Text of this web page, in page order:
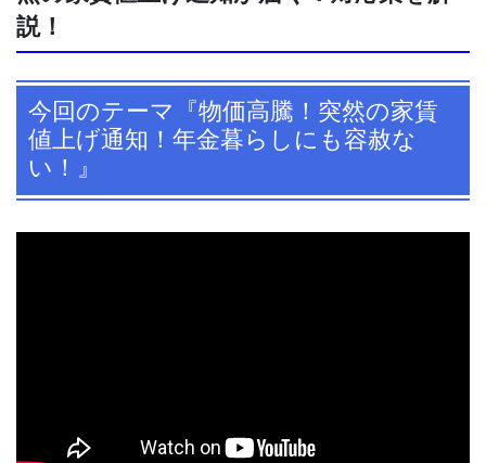
説！
今回のテーマ『物価高騰！突然の家賃
値上げ通知！年金暮らしにも容赦な
い！』